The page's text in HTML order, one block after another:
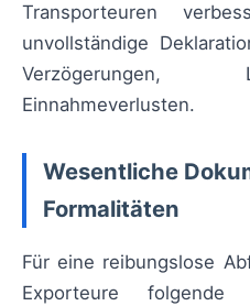
Transporteuren
unvollständige
Verzögerungen,
Einnahmeverlusten.
Wesentliche
Formalitäten
Für eine reibungslose
Exporteure folgende